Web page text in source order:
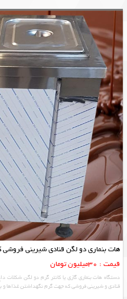
هات بنماری دو لگن قنادی شیرینی فروشی
قیمت : 30میلیون تومان
دستگاه هات بنماری گازی یا کانتر گرم دو لگن
قنادی و شیرینی فروشی که جهت گرم نگهداشتن غذاها